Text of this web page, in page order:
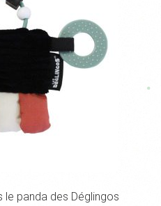
le panda des Déglingos